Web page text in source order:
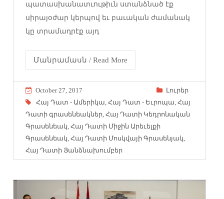
պատասխանատւութիւն ստանձնած էք
սիրայօժար կերպով եւ բաւական ժամանակ
կը տրամադրէք այդ
Մանրամասն / Read More
October 27, 2017
Լուրեր
Հայ Դատ - Ամերիկա,Հայ Դատ - Եւրոպա,Հայ
Դատի գրասենեակներ,Հայ Դատի Կեդրոնական
Գրասենեակ,Հայ Դատի Միջին Արեւելքի
Գրասենեակ,Հայ Դատի Մոսկվայի Գրասենյակ,
Հայ Դատի Յանձնախումբեր